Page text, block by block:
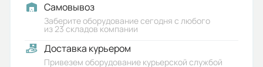
Габариты (ШхВхГ, м):
0.33x0.153x0.245
Самовывоз
Заберите оборудование сегодня с любого
из 23 складов компании
Доставка курьером
Привезем оборудование курьерской службой